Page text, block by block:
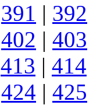
391 | 392
402 | 403
413 | 414
424 | 425